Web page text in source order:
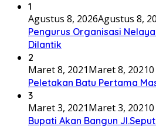
1
Agustus 8, 2026Agustus 8,
Pengurus Organisasi
Dilantik
2
Maret 8, 2021Maret 8, 2021
Peletakan Batu Pertama
3
Maret 3, 2021Maret 3, 2021
Bupati Akan Bangun